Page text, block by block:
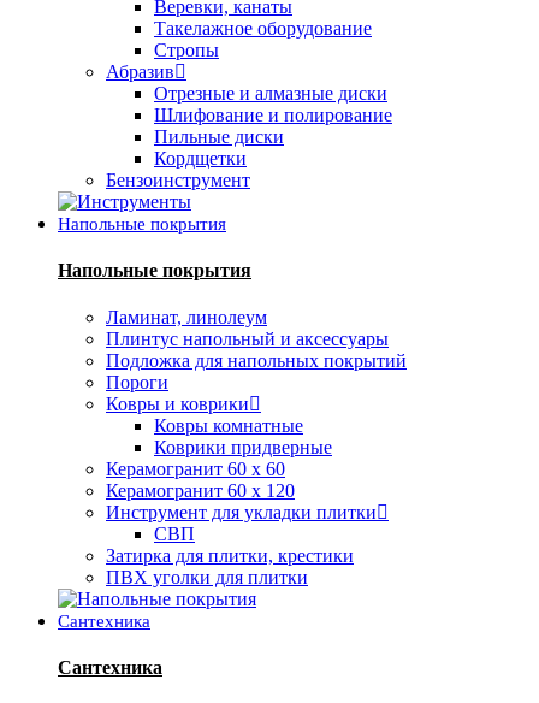
Веревки, канаты
Такелажное оборудование
Стропы
Абразив
Отрезные и алмазные диски
Шлифование и полирование
Пильные диски
Кордщетки
Бензоинструмент
Напольные покрытия
Напольные покрытия
Ламинат, линолеум
Плинтус напольный и аксессуары
Подложка для напольных покрытий
Пороги
Ковры и коврики
Ковры комнатные
Коврики придверные
Керамогранит 60 х 60
Керамогранит 60 х 120
Инструмент для укладки плитки
СВП
Затирка для плитки, крестики
ПВХ уголки для плитки
Сантехника
Сантехника